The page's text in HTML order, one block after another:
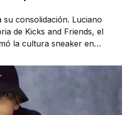
su consolidación. Luciano
de Kicks and Friends, el
la cultura sneaker en